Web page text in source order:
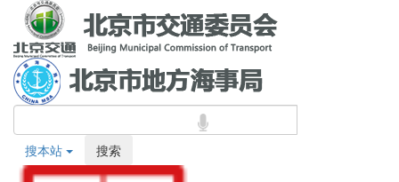
搜本站 搜索